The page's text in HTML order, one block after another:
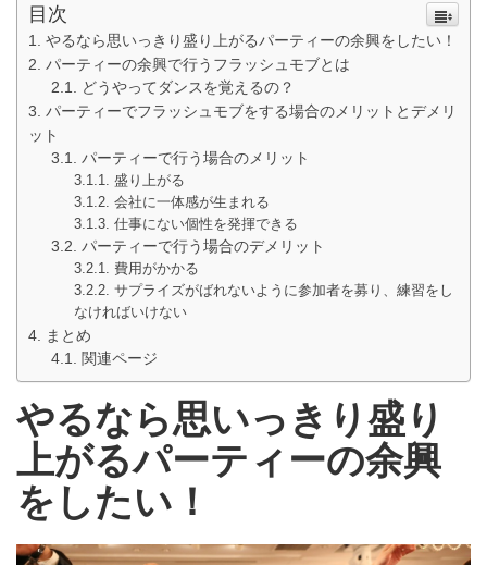
目次
やるなら思いっきり盛り上がるパーティーの余興をしたい！
パーティーの余興で行うフラッシュモブとは
どうやってダンスを覚えるの？
パーティーでフラッシュモブをする場合のメリットとデメリ
ット
パーティーで行う場合のメリット
盛り上がる
会社に一体感が生まれる
仕事にない個性を発揮できる
パーティーで行う場合のデメリット
費用がかかる
サプライズがばれないように参加者を募り、練習をし
なければいけない
まとめ
関連ページ
やるなら思いっきり盛り
上がるパーティーの余興
をしたい！